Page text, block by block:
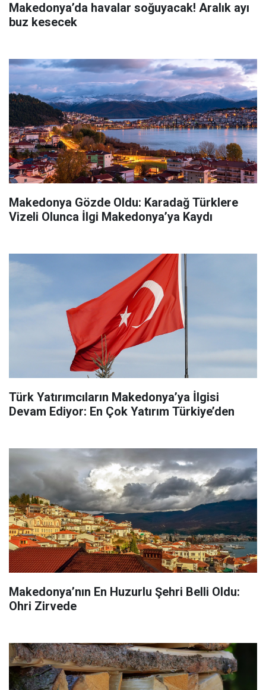
Makedonya’da havalar soğuyacak! Aralık ayı
buz kesecek
Makedonya Gözde Oldu: Karadağ Türklere
Vizeli Olunca İlgi Makedonya’ya Kaydı
Türk Yatırımcıların Makedonya’ya İlgisi
Devam Ediyor: En Çok Yatırım Türkiye’den
Makedonya’nın En Huzurlu Şehri Belli Oldu:
Ohri Zirvede